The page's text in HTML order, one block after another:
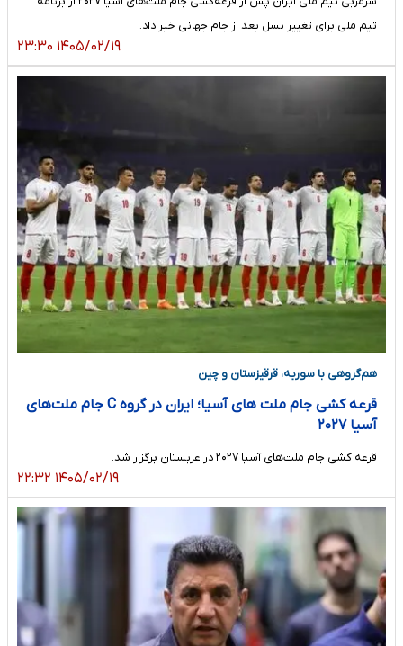
تیم ملی برای تغییر نسل بعد از جام جهانی خبر داد.
۱۴۰۵/۰۲/۱۹ ۲۳:۳۰
هم‌گروهی با سوریه، قرقیزستان و چین
قرعه کشی جام ملت های آسیا؛ ایران در گروه C جام ملت‌های
آسیا ۲۰۲۷
قرعه کشی جام ملت‌های آسیا ۲۰۲۷ در عربستان برگزار شد.
۱۴۰۵/۰۲/۱۹ ۲۲:۳۲